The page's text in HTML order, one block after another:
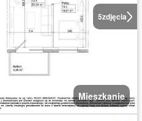
5zdjęcia
Mieszkanie